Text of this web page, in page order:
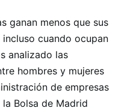
ganan menos que sus
cuando ocupan
analizado las
hombres y mujeres
de empresas
Bolsa de Madrid